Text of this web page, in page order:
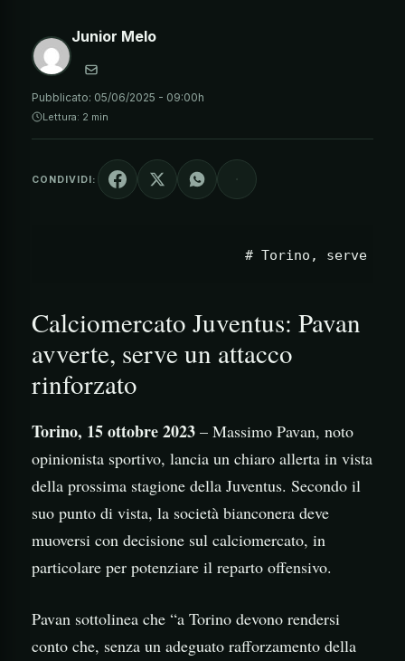
Junior Melo
Pubblicato: 05/06/2025 - 09:00h
Lettura: 2 min
CONDIVIDI:
Calciomercato Juventus: Pavan
avverte, serve un attacco
rinforzato
Torino, 15 ottobre 2023 – Massimo Pavan, noto
opinionista sportivo, lancia un chiaro allerta in vista
della prossima stagione della Juventus. Secondo il
suo punto di vista, la società bianconera deve
muoversi con decisione sul calciomercato, in
particolare per potenziare il reparto offensivo.
Pavan sottolinea che “a Torino devono rendersi
conto che, senza un adeguato rafforzamento della